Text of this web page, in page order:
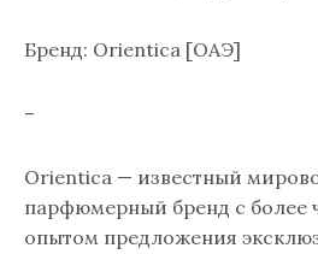
Бренд: Orientica [ОАЭ]
–
Orientica — известный
парфюмерный бренд с более
опытом предложения